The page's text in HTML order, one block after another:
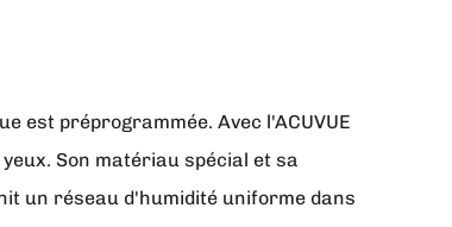
est préprogrammée. Avec l'ACUVUE
Son matériau spécial et sa
un réseau d'humidité uniforme dans